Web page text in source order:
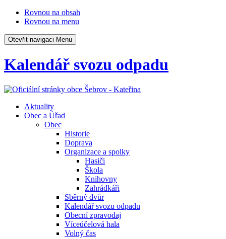
Rovnou na obsah
Rovnou na menu
Otevřit navigaci Menu
Kalendář svozu odpadu
Aktuality
Obec a Úřad
Obec
Historie
Doprava
Organizace a spolky
Hasiči
Škola
Knihovny
Zahrádkáři
Sběrný dvůr
Kalendář svozu odpadu
Obecní zpravodaj
Víceúčelová hala
Volný čas